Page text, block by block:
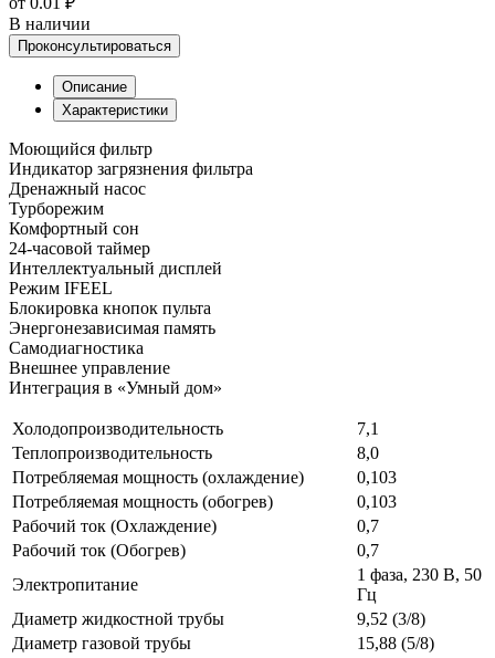
В наличии
Проконсультироваться
Описание
Характеристики
Моющийся фильтр
Индикатор загрязнения фильтра
Дренажный насос
Турборежим
Комфортный сон
24-часовой таймер
Интеллектуальный дисплей
Режим IFEEL
Блокировка кнопок пульта
Энергонезависимая память
Самодиагностика
Внешнее управление
Интеграция в «Умный дом»
Холодопроизводительность
7,1
Теплопроизводительность
8,0
Потребляемая мощность (охлаждение)
0,103
Потребляемая мощность (обогрев)
0,103
Рабочий ток (Охлаждение)
0,7
Рабочий ток (Обогрев)
0,7
Электропитание
1 фаза, 230 В, 50
Гц
Диаметр жидкостной трубы
9,52 (3/8)
Диаметр газовой трубы
15,88 (5/8)